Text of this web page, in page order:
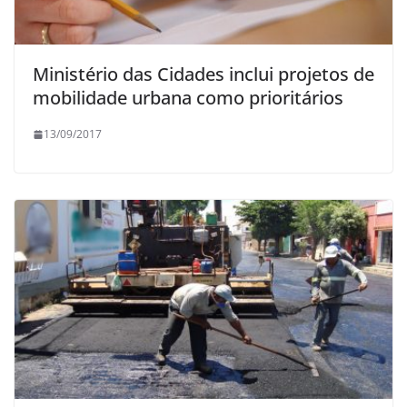
Ministério das Cidades inclui projetos de
mobilidade urbana como prioritários
13/09/2017